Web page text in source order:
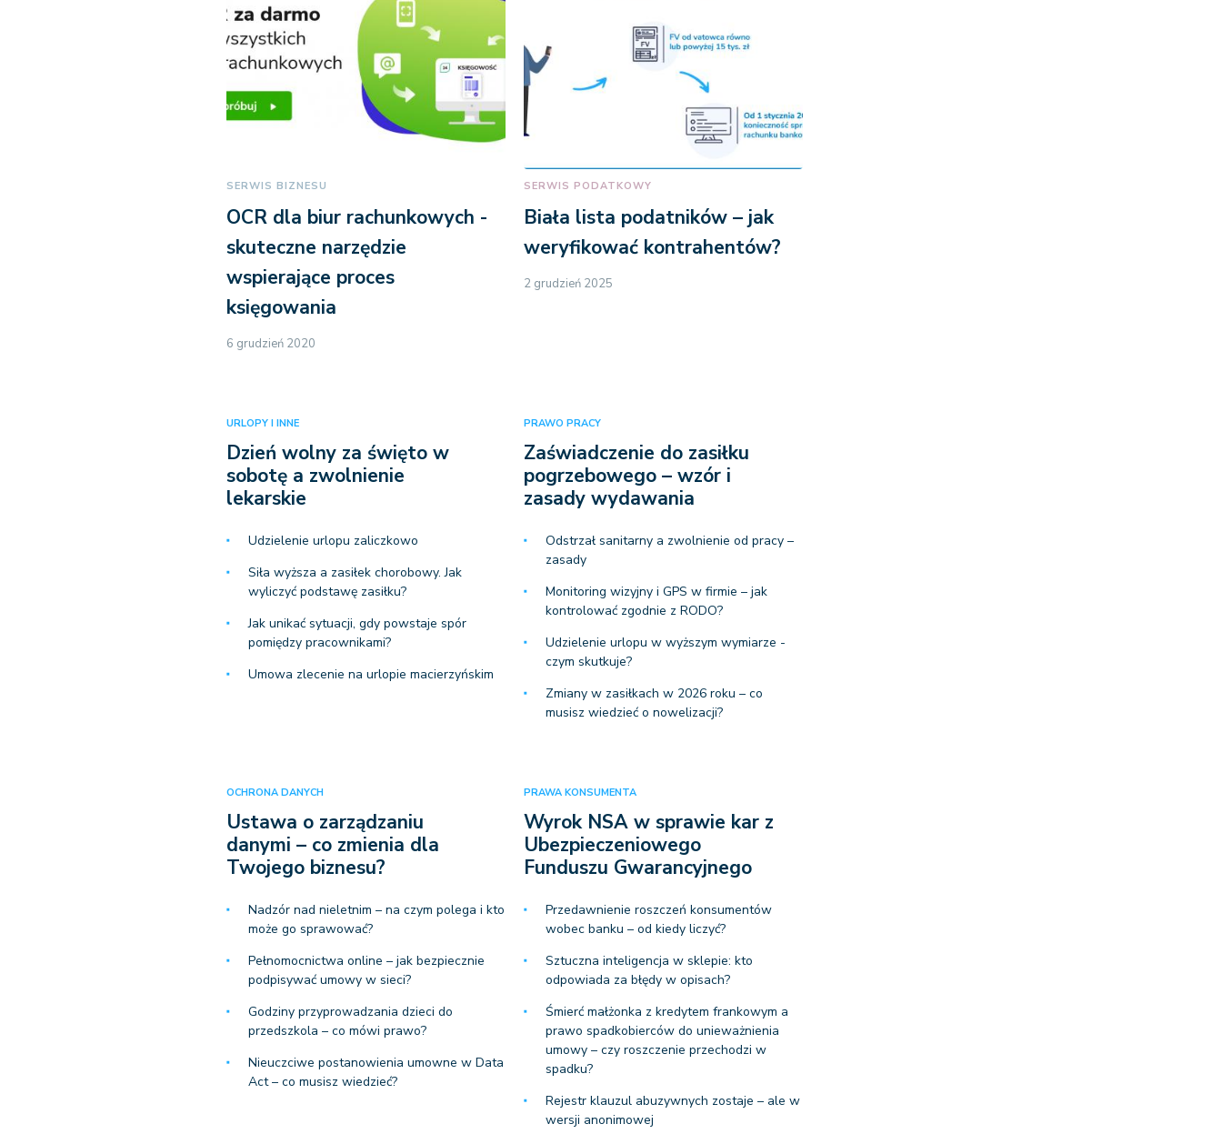
SERWIS BIZNESU
OCR dla biur rachunkowych -
skuteczne narzędzie
wspierające proces
księgowania
6 grudzień 2020
SERWIS PODATKOWY
Biała lista podatników – jak
weryfikować kontrahentów?
2 grudzień 2025
URLOPY I INNE
Dzień wolny za święto w
sobotę a zwolnienie
lekarskie
Udzielenie urlopu zaliczkowo
Siła wyższa a zasiłek chorobowy. Jak
wyliczyć podstawę zasiłku?
Jak unikać sytuacji, gdy powstaje spór
pomiędzy pracownikami?
Umowa zlecenie na urlopie macierzyńskim
PRAWO PRACY
Zaświadczenie do zasiłku
pogrzebowego – wzór i
zasady wydawania
Odstrzał sanitarny a zwolnienie od pracy –
zasady
Monitoring wizyjny i GPS w firmie – jak
kontrolować zgodnie z RODO?
Udzielenie urlopu w wyższym wymiarze -
czym skutkuje?
Zmiany w zasiłkach w 2026 roku – co
musisz wiedzieć o nowelizacji?
OCHRONA DANYCH
Ustawa o zarządzaniu
danymi – co zmienia dla
Twojego biznesu?
Nadzór nad nieletnim – na czym polega i kto
może go sprawować?
Pełnomocnictwa online – jak bezpiecznie
podpisywać umowy w sieci?
Godziny przyprowadzania dzieci do
przedszkola – co mówi prawo?
Nieuczciwe postanowienia umowne w Data
Act – co musisz wiedzieć?
PRAWA KONSUMENTA
Wyrok NSA w sprawie kar z
Ubezpieczeniowego
Funduszu Gwarancyjnego
Przedawnienie roszczeń konsumentów
wobec banku – od kiedy liczyć?
Sztuczna inteligencja w sklepie: kto
odpowiada za błędy w opisach?
Śmierć małżonka z kredytem frankowym a
prawo spadkobierców do unieważnienia
umowy – czy roszczenie przechodzi w
spadku?
Rejestr klauzul abuzywnych zostaje – ale w
wersji anonimowej